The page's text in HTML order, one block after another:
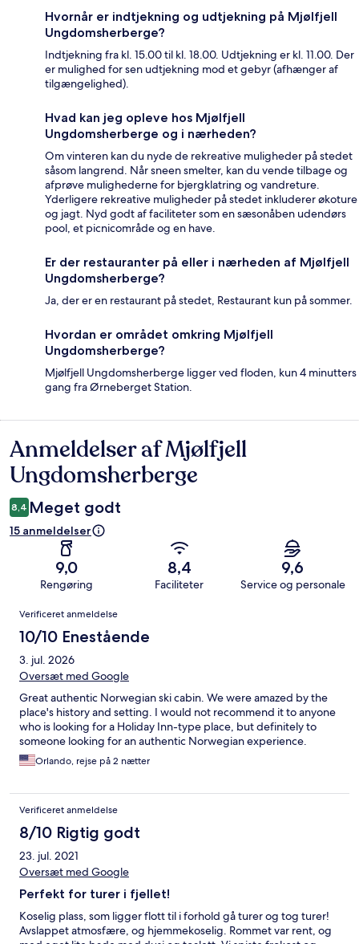
Hvornår er indtjekning og udtjekning på Mjølfjell
Ungdomsherberge?
Indtjekning fra kl. 15.00 til kl. 18.00. Udtjekning er kl. 11.00. Der
er mulighed for sen udtjekning mod et gebyr (afhænger af
tilgængelighed).
Hvad kan jeg opleve hos Mjølfjell
Ungdomsherberge og i nærheden?
Om vinteren kan du nyde de rekreative muligheder på stedet
såsom langrend. Når sneen smelter, kan du vende tilbage og
afprøve mulighederne for bjergklatring og vandreture.
Yderligere rekreative muligheder på stedet inkluderer økoture
og jagt. Nyd godt af faciliteter som en sæsonåben udendørs
pool, et picnicområde og en have.
Er der restauranter på eller i nærheden af Mjølfjell
Ungdomsherberge?
Ja, der er en restaurant på stedet, Restaurant kun på sommer.
Hvordan er området omkring Mjølfjell
Ungdomsherberge?
Mjølfjell Ungdomsherberge ligger ved floden, kun 4 minutters
gang fra Ørneberget Station.
Anmeldelser
Anmeldelser af Mjølfjell
Ungdomsherberge
8,4 Meget godt
15 anmeldelser
9,0
Rengøring
8,4
Faciliteter
9,6
Service og personale
Anmeldelser
Verificeret anmeldelse
10/10 Enestående
3. jul. 2026
Oversæt med Google
Great authentic Norwegian ski cabin. We were amazed by the
place's history and setting. I would not recommend it to anyone
who is looking for a Holiday Inn-type place, but definitely to
someone looking for an authentic Norwegian experience.
Orlando, rejse på 2 nætter
Verificeret anmeldelse
8/10 Rigtig godt
23. jul. 2021
Oversæt med Google
Perfekt for turer i fjellet!
Koselig plass, som ligger flott til i forhold gå turer og tog turer!
Avslappet atmosfære, og hjemmekoselig. Rommet var rent, og